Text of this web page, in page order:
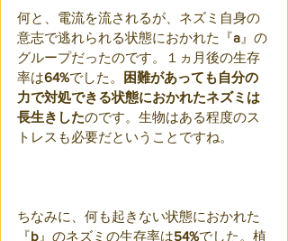
何と、電流を流されるが、ネズミ自身の
意志で逃れられる状態におかれた『a 』の
グループだったのです。１ヵ月後の生存
率は64%でした。
困難があっても自分の
力で対処できる状態におかれたネズミは
長生きしたのです。生物はある程度のス
トレスも必要だということですね。
ちなみに、何も起きない状態におかれた
『b 』のネズミの生存率は54%でした。植